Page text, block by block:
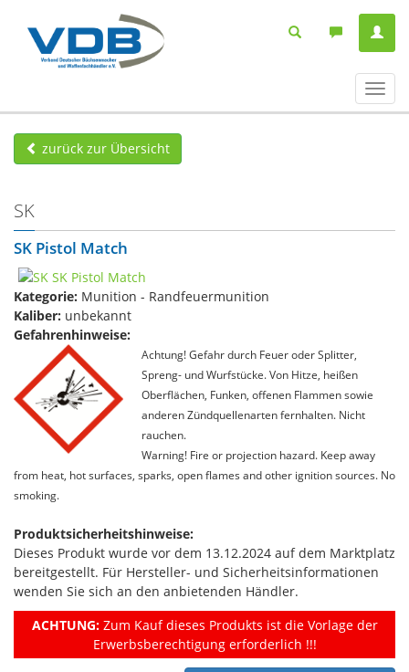
ein-/
zurück zur Übersicht
SK
SK Pistol Match
Kategorie: Munition - Randfeuermunition
Kaliber: unbekannt
Gefahrenhinweise:
Achtung! Gefahr durch Feuer oder Splitter,
Spreng- und Wurfstücke. Von Hitze, heißen
Oberflächen, Funken, offenen Flammen sowie
anderen Zündquellenarten fernhalten. Nicht
rauchen.
Warning! Fire or projection hazard. Keep away
from heat, hot surfaces, sparks, open flames and other ignition sources. No
smoking.
Produktsicherheitshinweise:
Dieses Produkt wurde vor dem 13.12.2024 auf dem Marktplatz
bereitgestellt. Für Hersteller- und Sicherheitsinformationen
wenden Sie sich an den anbietenden Händler.
ACHTUNG:Zum Kauf dieses Produkts ist die Vorlage der
Erwerbsberechtigung erforderlich !!!